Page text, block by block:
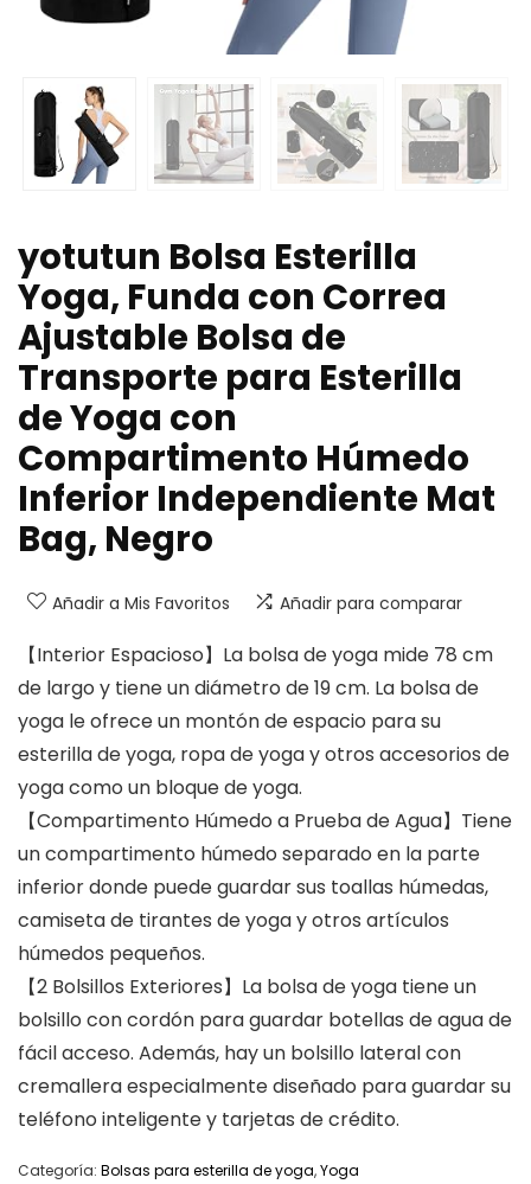
yotutun Bolsa Esterilla
Yoga, Funda con Correa
Ajustable Bolsa de
Transporte para Esterilla
de Yoga con
Compartimento Húmedo
Inferior Independiente Mat
Bag, Negro
Añadir a Mis Favoritos Añadir para comparar
【Interior Espacioso】La bolsa de yoga mide 78 cm
de largo y tiene un diámetro de 19 cm. La bolsa de
yoga le ofrece un montón de espacio para su
esterilla de yoga, ropa de yoga y otros accesorios de
yoga como un bloque de yoga.
【Compartimento Húmedo a Prueba de Agua】Tiene
un compartimento húmedo separado en la parte
inferior donde puede guardar sus toallas húmedas,
camiseta de tirantes de yoga y otros artículos
húmedos pequeños.
【2 Bolsillos Exteriores】La bolsa de yoga tiene un
bolsillo con cordón para guardar botellas de agua de
fácil acceso. Además, hay un bolsillo lateral con
cremallera especialmente diseñado para guardar su
teléfono inteligente y tarjetas de crédito.
Categoría: Bolsas para esterilla de yoga,Yoga